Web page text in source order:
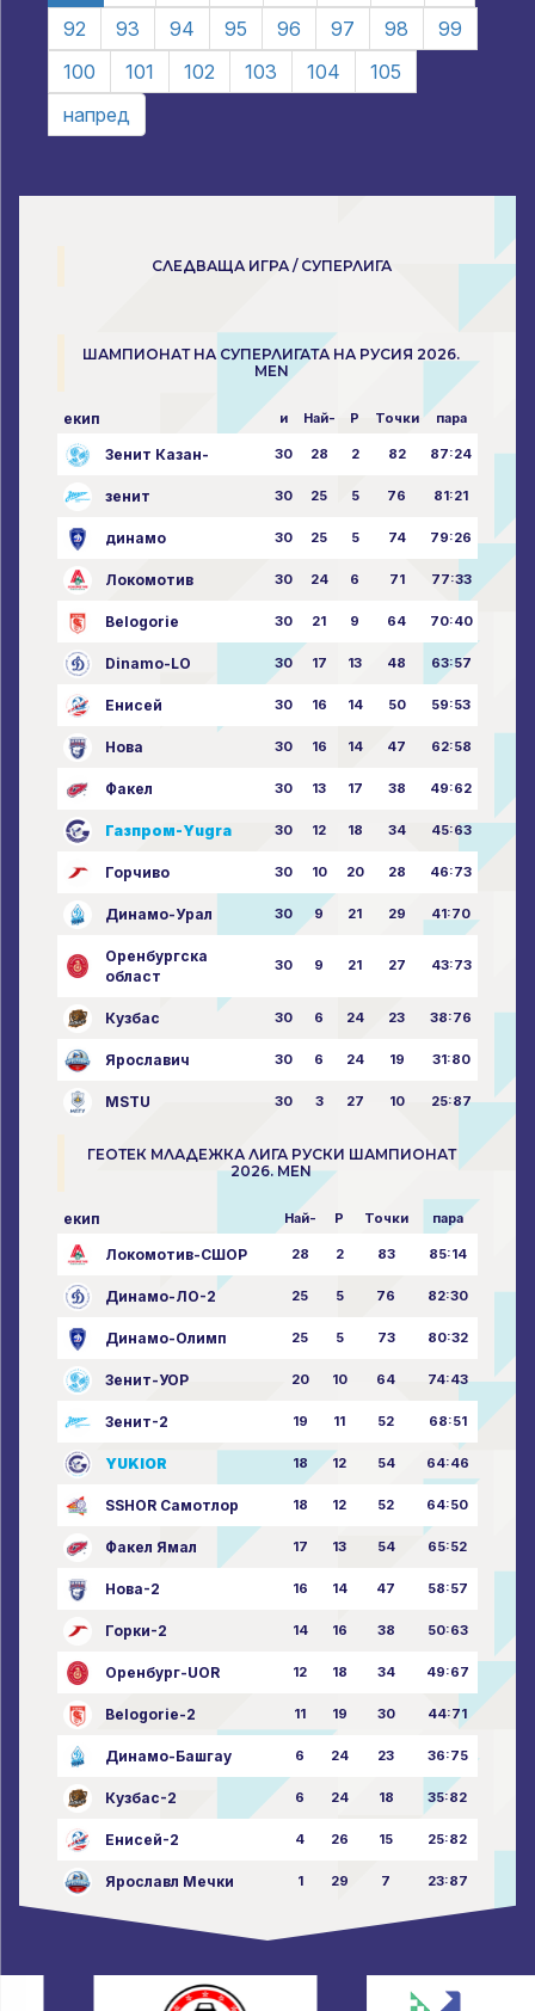
92
93 94 95 96 97 98
99
100
101 102 103 104
105
напред
СЛЕДВАЩА ИГРА / СУПЕРЛИГА
ШАМПИОНАТ НА СУПЕРЛИГАТА НА РУСИЯ 2026.
MEN
екип и Най- P Точки пара
Зенит Казан- 30 28 2 82 87:24
зенит 30 25 5 76 81:21
динамо 30 25 5 74 79:26
Локомотив 30 24 6 71 77:33
Belogorie 30 21 9 64 70:40
Dinamo-LO 30 17 13 48 63:57
Енисей 30 16 14 50 59:53
Нова 30 16 14 47 62:58
Факел 30 13 17 38 49:62
Газпром-Yugra 30 12 18 34 45:63
Горчиво 30 10 20 28 46:73
Динамо-Урал 30 9 21 29 41:70
Оренбургска
област
30 9 21 27 43:73
Кузбас 30 6 24 23 38:76
Ярославич 30 6 24 19 31:80
MSTU 30 3 27 10 25:87
ГЕОТЕК МЛАДЕЖКА ЛИГА РУСКИ ШАМПИОНАТ
2026. MEN
екип Най- P Точки пара
Локомотив-СШОР 28 2 83 85:14
Динамо-ЛО-2 25 5 76 82:30
Динамо-Олимп 25 5 73 80:32
Зенит-УОР 20 10 64 74:43
Зенит-2 19 11 52 68:51
YUKIOR 18 12 54 64:46
SSHOR Самотлор 18 12 52 64:50
Факел Ямал 17 13 54 65:52
Нова-2 16 14 47 58:57
Горки-2 14 16 38 50:63
Оренбург-UOR 12 18 34 49:67
Belogorie-2 11 19 30 44:71
Динамо-Башгау 6 24 23 36:75
Кузбас-2 6 24 18 35:82
Енисей-2 4 26 15 25:82
Ярославл Мечки 1 29 7 23:87